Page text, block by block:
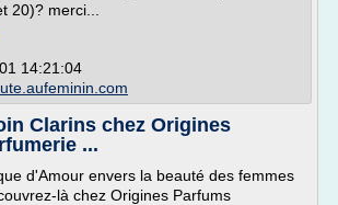
20)? merci...
14:21:04
Clarins chez Origines
...
d'Amour envers la beauté des femmes
là chez Origines Parfums